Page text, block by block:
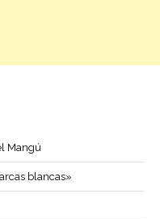
Mangú
blancas»